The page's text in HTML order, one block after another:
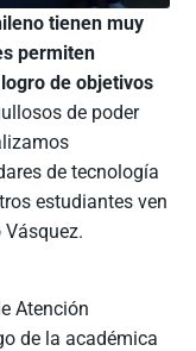
tienen muy
permiten
de objetivos
de poder
de tecnología
estudiantes ven
Vásquez.
Atención
de la académica